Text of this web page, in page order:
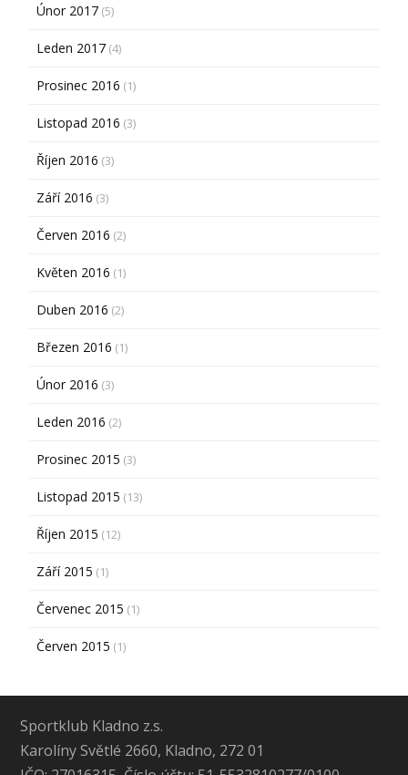
Únor 2017 (5)
Leden 2017 (4)
Prosinec 2016 (1)
Listopad 2016 (3)
Říjen 2016 (3)
Září 2016 (3)
Červen 2016 (2)
Květen 2016 (1)
Duben 2016 (2)
Březen 2016 (1)
Únor 2016 (3)
Leden 2016 (2)
Prosinec 2015 (3)
Listopad 2015 (13)
Říjen 2015 (12)
Září 2015 (1)
Červenec 2015 (1)
Červen 2015 (1)
Sportklub Kladno z.s.
Karolíny Světlé 2660, Kladno, 272 01